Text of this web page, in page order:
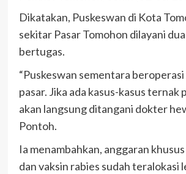
Dikatakan, Puskeswan di Kota
sekitar Pasar Tomohon dilayani
bertugas.
“Puskeswan sementara
pasar. Jika ada kasus-kasus ternak
akan langsung ditangani dokter
Pontoh.
Ia menambahkan, anggaran
dan vaksin rabies sudah teralokasi